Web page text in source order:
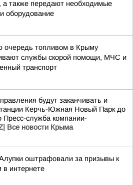
а также передают необходимые
оборудование
очередь топливом в Крыму
службы скорой помощи, МЧС и
транспорт
будут заканчивать и
Керчь-Южная Новый Парк до
Пресс-служба компании-
Все новости Крыма
оштрафовали за призывы к
в интернете